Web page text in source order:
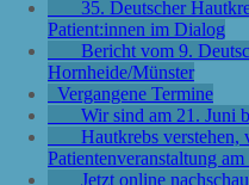
35. Deutscher
Patient:innen im Dialog
Bericht vom 9.
Hornheide/Münster
Vergangene Termine
Wir sind am 21. Juni
Hautkrebs verstehen,
Patientenveranstaltung
Jetzt online